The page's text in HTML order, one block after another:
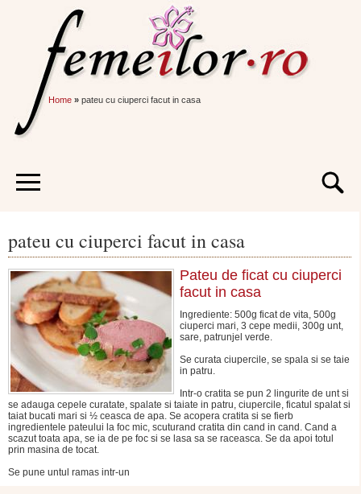
Home » pateu cu ciuperci facut in casa
pateu cu ciuperci facut in casa
Pateu de ficat cu ciuperci
facut in casa
Ingrediente: 500g ficat de vita, 500g
ciuperci mari, 3 cepe medii, 300g unt,
sare, patrunjel verde.
Se curata ciupercile, se spala si se taie
in patru.
Intr-o cratita se pun 2 lingurite de unt si
se adauga cepele curatate, spalate si taiate in patru, ciupercile, ficatul spalat si
taiat bucati mari si ½ ceasca de apa. Se acopera cratita si se fierb
ingredientele pateului la foc mic, scuturand cratita din cand in cand. Cand a
scazut toata apa, se ia de pe foc si se lasa sa se raceasca. Se da apoi totul
prin masina de tocat.
Se pune untul ramas intr-un